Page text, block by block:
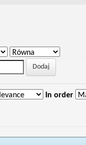
In order